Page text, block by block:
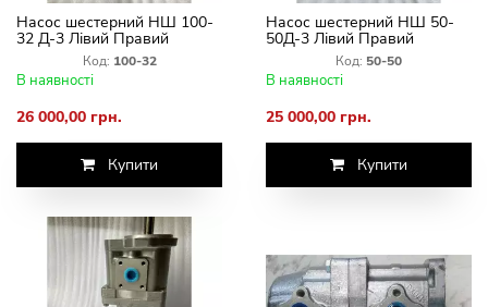
Насос шестерний НШ 100-
32 Д-3 Лівий Правий
ВраженняКод: 100-32
В наявності
26 000,00 грн.
Купити
Насос шестерний НШ 50-
50Д-3 Лівий Правий
ВраженняКод: 50-50
В наявності
25 000,00 грн.
Купити